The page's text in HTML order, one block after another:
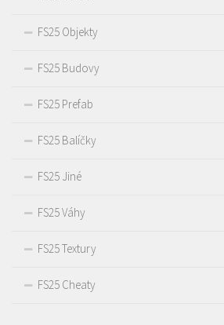
FS25 Objekty
FS25 Budovy
FS25 Prefab
FS25 Balíčky
FS25 Jiné
FS25 Váhy
FS25 Textury
FS25 Cheaty